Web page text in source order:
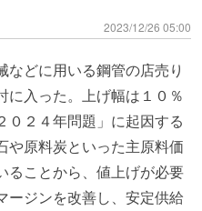
2023/12/26 05:00
どに用いる鋼管の店売り
に入った。上げ幅は１０％
０２４年問題」に起因する
や原料炭といった主原料価
ることから、値上げが必要
ージンを改善し、安定供給